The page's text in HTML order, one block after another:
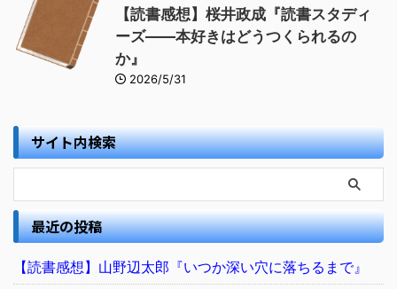
【読書感想】桜井政成『読書スタディ
ーズ――本好きはどうつくられるの
か』
2026/5/31
サイト内検索
最近の投稿
【読書感想】山野辺太郎『いつか深い穴に落ちるまで』